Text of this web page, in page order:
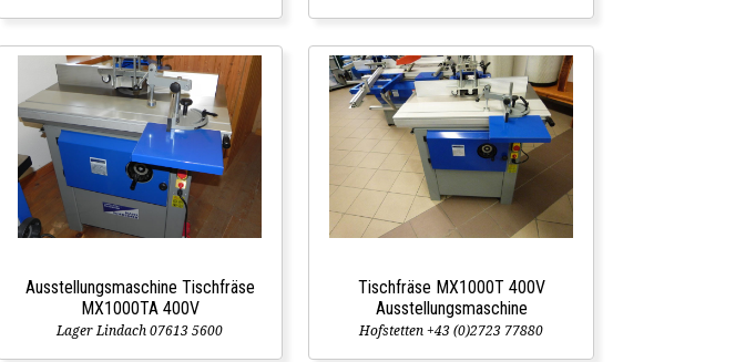
Ausstellungsmaschine Tischfräse
MX1000TA 400V
Lager Lindach 07613 5600
Tischfräse MX1000T 400V
Ausstellungsmaschine
Hofstetten +43 (0)2723 77880